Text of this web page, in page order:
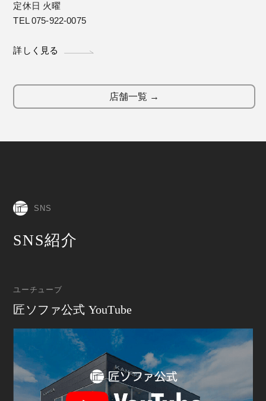
定休日 火曜
TEL 075-922-0075
詳しく見る
店舗一覧 →
SNS
SNS紹介
ユーチューブ
匠ソファ公式 YouTube